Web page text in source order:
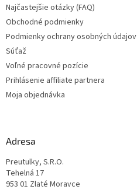
Najčastejšie otázky (FAQ)
Obchodné podmienky
Podmienky ochrany osobných údajov
Súťaž
Voľné pracovné pozície
Prihlásenie affiliate partnera
Moja objednávka
Adresa
Preutulky, S.R.O.
Tehelná 17
953 01 Zlaté Moravce